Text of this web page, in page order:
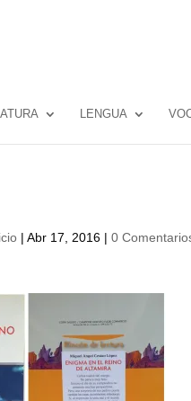
LENGUA
|Abr 17, 2016 |0